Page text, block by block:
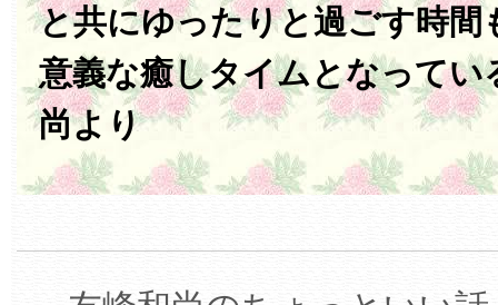
と共にゆったりと過ごす時間
意義な癒しタイムとなってい
尚より